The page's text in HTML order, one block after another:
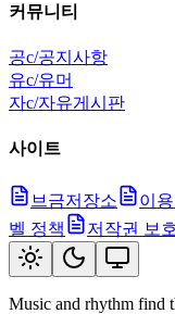
커뮤니티
공c/공지사항
유c/유머
자c/자유게시판
사이트
브금저장소 이
벨 정책
저작권 보
Music and rhythm find